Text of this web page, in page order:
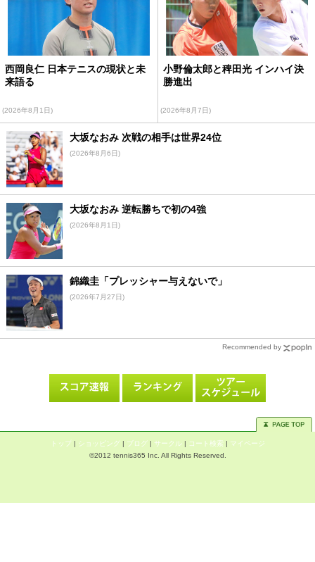
西岡良仁 日本テニスの現状と未
来語る
(2026年8月1日)
小野倫太郎と稗田光 インハイ決
勝進出
(2026年8月7日)
大坂なおみ 次戦の相手は世界24位
(2026年8月6日)
大坂なおみ 逆転勝ちで初の4強
(2026年8月1日)
錦織圭「プレッシャー与えないで」
(2026年7月27日)
Recommended by
トップ | ショッピング| ブログ| サークル| コート検索| マイページ
©2012 tennis365 Inc. All Rights Reserved.